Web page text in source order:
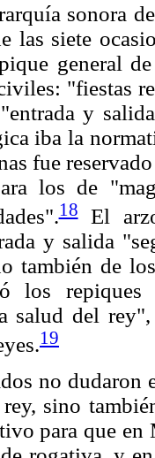
sonora
las siete
general
"fiestas
y
iba la
fue
los de
18El
y salida
también de
los
salud del
19
no dudaron
sino
para que en